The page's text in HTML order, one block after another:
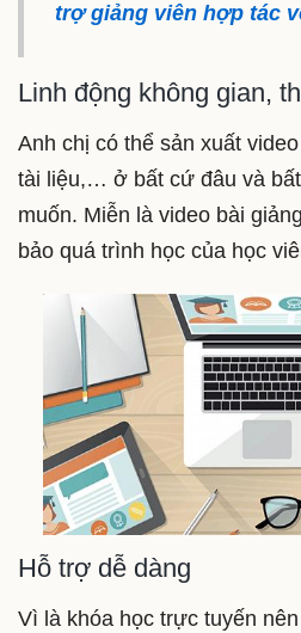
trợ giảng viên hợp tác
Linh động không gian,
Anh chị có thể sản xuất
tài liệu,… ở bất cứ đâu và
muốn. Miễn là video bài
bảo quá trình học của học
Hỗ trợ dễ dàng
Vì là khóa học trực tuyến